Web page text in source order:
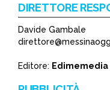
DIRETTORE
Davide Gambale
Editore: Edimemedia